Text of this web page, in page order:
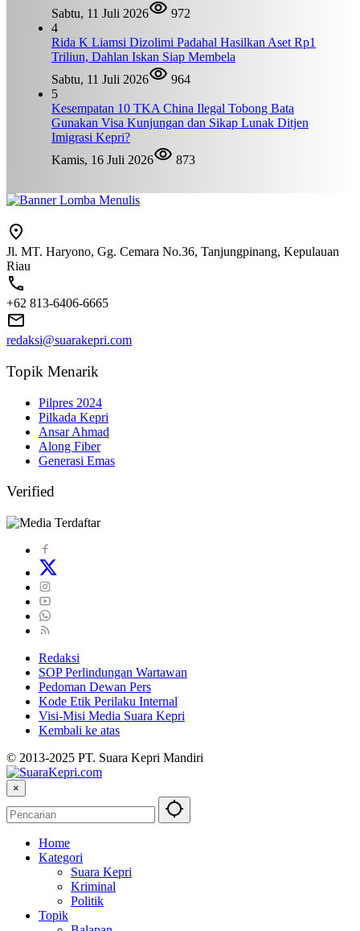
Sabtu, 11 Juli 2026
972
4
Rida K Liamsi Dizolimi Padahal Hasilkan Aset Rp1
Triliun, Dahlan Iskan Siap Membela
Sabtu, 11 Juli 2026
964
5
Kesempatan 10 TKA China Ilegal Tobong Bata
Gunakan Visa Kunjungan dan Sikap Lunak Ditjen
Imigrasi Kepri?
Kamis, 16 Juli 2026
873
Jl. MT. Haryono, Gg. Cemara No.36, Tanjungpinang, Kepulauan
Riau
+62 813-6406-6665
redaksi@suarakepri.com
Topik Menarik
Pilpres 2024
Pilkada Kepri
Ansar Ahmad
Along Fiber
Generasi Emas
Verified
Redaksi
SOP Perlindungan Wartawan
Pedoman Dewan Pers
Kode Etik Perilaku Internal
Visi-Misi Media Suara Kepri
Kembali ke atas
© 2013-2025 PT. Suara Kepri Mandiri
×
Home
Kategori
Suara Kepri
Kriminal
Politik
Topik